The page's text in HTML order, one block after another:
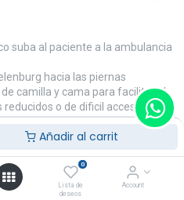
Añadir al carrit
0
Lista de
deseos
Account
suba al paciente a la ambulancia
hacia las piernas
camilla y cama para facilitar el
o de dificil acceso.
giro de 360°
0-60°